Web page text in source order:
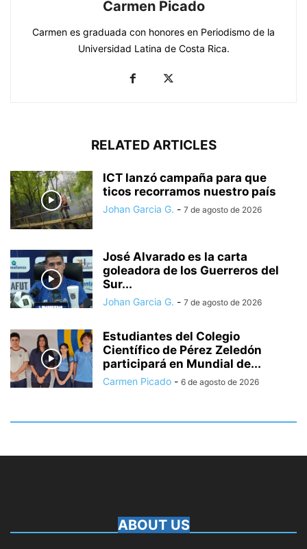
Carmen Picado
Carmen es graduada con honores en Periodismo de la
Universidad Latina de Costa Rica.
RELATED ARTICLES
ICT lanzó campaña para que
ticos recorramos nuestro país
Johan Garcia G. - 7 de agosto de 2026
José Alvarado es la carta
goleadora de los Guerreros del
Sur...
Johan Garcia G. - 7 de agosto de 2026
Estudiantes del Colegio
Científico de Pérez Zeledón
participará en Mundial de...
Carmen Picado - 6 de agosto de 2026
ABOUT US